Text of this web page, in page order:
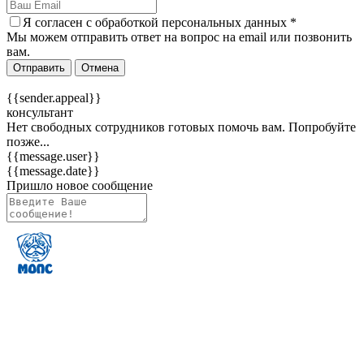
Я согласен c обработкой персональных данных *
Мы можем отправить ответ на вопрос на email или позвонить
вам.
Отправить Отмена
{{sender.appeal}}
консультант
Нет свободных сотрудников готовых помочь вам. Попробуйте
позже...
{{message.user}}
{{message.date}}
Пришло новое сообщение